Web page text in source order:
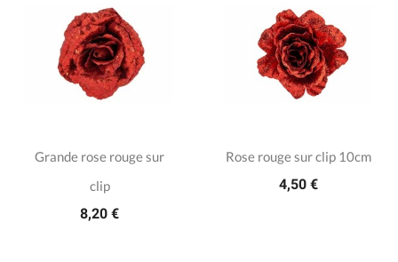
Grande rose rouge sur
clip
8,20 €
Rose rouge sur clip 10cm
4,50 €